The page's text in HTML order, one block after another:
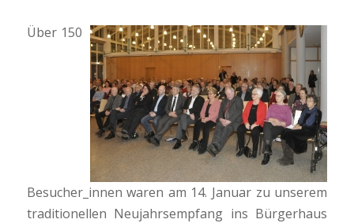
Über 150
Besucher_innen waren am 14. Januar zu unserem
traditionellen Neujahrsempfang ins Bürgerhaus